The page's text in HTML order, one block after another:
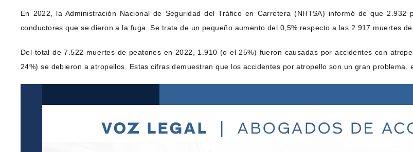
En 2022, la Administración Nacional de Seguridad del Tráfico en Carretera (NHTSA) informó de que
conductores que se dieron a la fuga. Se trata de un pequeño aumento del 0,5% respecto a las 2.917 muertes de
Del total de 7.522 muertes de peatones en 2022, 1.910 (o el 25%) fueron causadas por accidentes con
24%) se debieron a atropellos. Estas cifras demuestran que los accidentes por atropello son un gran problema,